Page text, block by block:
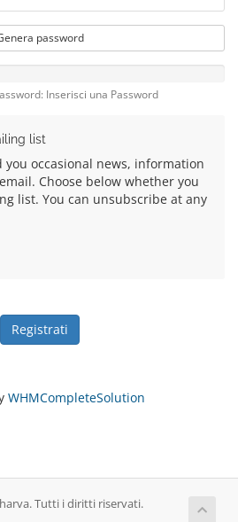
password
Inserisci una Password
list
you occasional news, information
Choose below whether you
list. You can unsubscribe at any
WHMCompleteSolution
Tutti i diritti riservati.